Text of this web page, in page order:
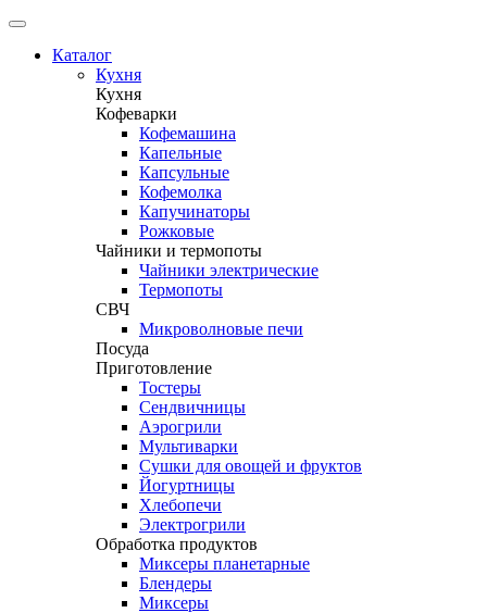
Каталог
Кухня
Кухня
Кофеварки
Кофемашина
Капельные
Капсульные
Кофемолка
Капучинаторы
Рожковые
Чайники и термопоты
Чайники электрические
Термопоты
СВЧ
Микроволновые печи
Посуда
Приготовление
Тостеры
Сендвичницы
Аэрогрили
Мультиварки
Сушки для овощей и фруктов
Йогуртницы
Хлебопечи
Электрогрили
Обработка продуктов
Миксеры планетарные
Блендеры
Миксеры